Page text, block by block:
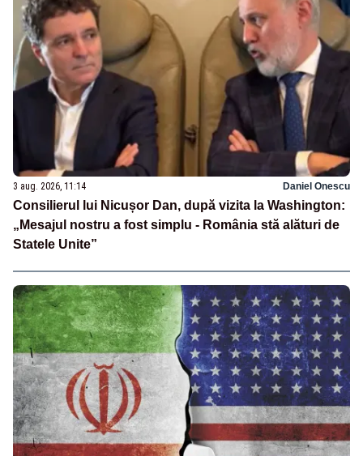
3 aug. 2026, 11:14 Daniel Onescu
Consilierul lui Nicușor Dan, după vizita la Washington:
„Mesajul nostru a fost simplu - România stă alături de
Statele Unite”